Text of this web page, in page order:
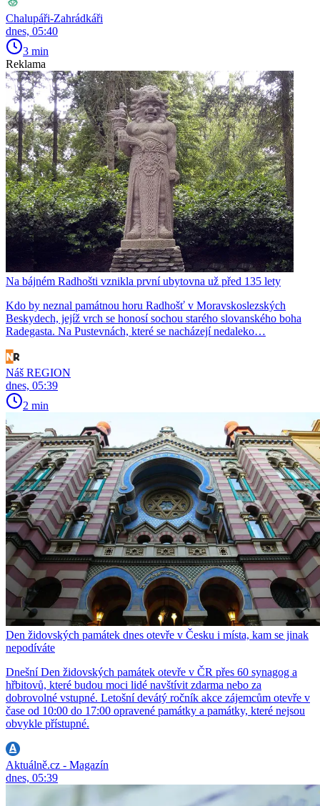
Chalupáři-Zahrádkáři
dnes, 05:40
3 min
Reklama
Na bájném Radhošti vznikla první ubytovna už před 135 lety
Kdo by neznal památnou horu Radhošť v Moravskoslezských
Beskydech, jejíž vrch se honosí sochou starého slovanského boha
Radegasta. Na Pustevnách, které se nacházejí nedaleko…
Náš REGION
dnes, 05:39
2 min
Den židovských památek dnes otevře v Česku i místa, kam se jinak
nepodíváte
Dnešní Den židovských památek otevře v ČR přes 60 synagog a
hřbitovů, které budou moci lidé navštívit zdarma nebo za
dobrovolné vstupné. Letošní devátý ročník akce zájemcům otevře v
čase od 10:00 do 17:00 opravené památky a památky, které nejsou
obvykle přístupné.
Aktuálně.cz - Magazín
dnes, 05:39